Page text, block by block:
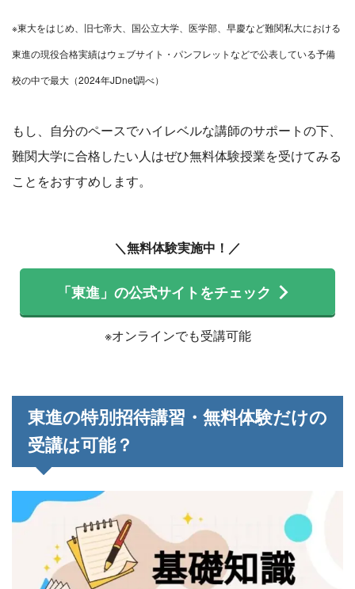
※東大をはじめ、旧七帝大、国公立大学、医学部、早慶など難関私大における
東進の現役合格実績はウェブサイト・パンフレットなどで公表している予備
校の中で最大（2024年JDnet調べ）
もし、自分のペースでハイレベルな講師のサポートの下、
難関大学に合格したい人はぜひ無料体験授業を受けてみる
ことをおすすめします。
＼無料体験実施中！／
「東進」の公式サイトをチェック
※オンラインでも受講可能
東進の特別招待講習・無料体験だけの
受講は可能？